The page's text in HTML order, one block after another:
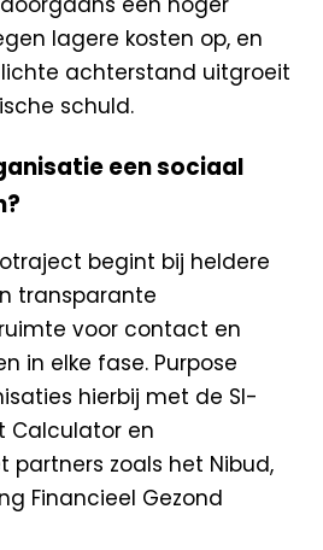
lagere kosten op, en
achterstand uitgroeit
schuld.
een sociaal
begint bij heldere
transparante
voor contact en
in elke fase. Purpose
hierbij met de SI-
Calculator en
partners zoals het Nibud,
Financieel Gezond